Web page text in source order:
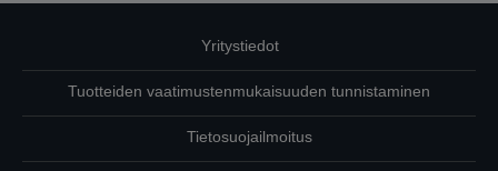
Yritystiedot
Tuotteiden vaatimustenmukaisuuden tunnistaminen
Tietosuojailmoitus